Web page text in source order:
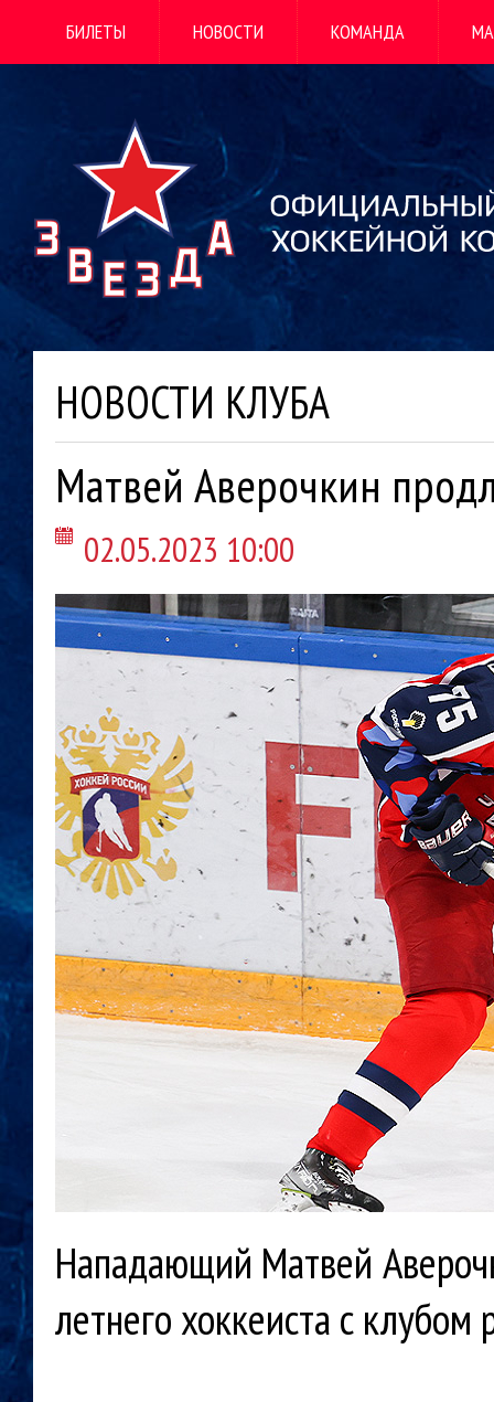
БИЛЕТЫ НОВОСТИ КОМАНДА
НОВОСТИ КЛУБА
Матвей Аверочкин
02.05.2023 10:00
Нападающий Матвей
летнего хоккеиста с